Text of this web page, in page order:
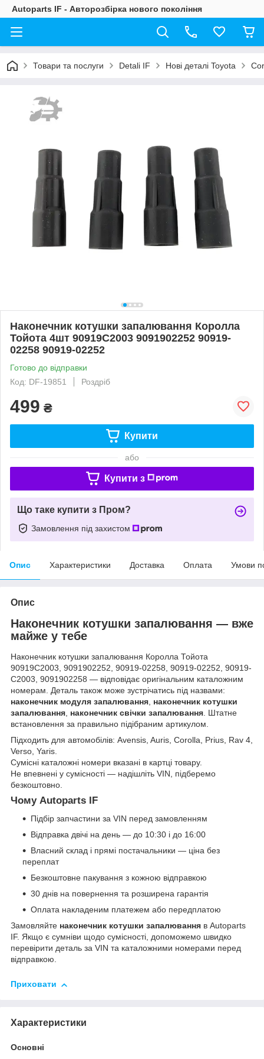
Autoparts IF - Авторозбірка нового покоління
Товари та послуги Detali IF Нові деталі Toyota
Наконечник котушки запалювання Королла
Тойота 4шт 90919C2003 9091902252 90919-
02258 90919-02252
Готово до відправки
Код: DF-19851
Роздріб
499 ₴
Купити
або
Купити з
Що таке купити з Пром?
Замовлення під захистом
Опис Характеристики Доставка Оплата Умови
Опис
Наконечник котушки запалювання — вже
майже у тебе
Наконечник котушки запалювання Королла Тойота
90919C2003, 9091902252, 90919-02258, 90919-02252, 90919-
C2003, 9091902258 — відповідає оригінальним каталожним
номерам. Деталь також може зустрічатись під назвами:
наконечник модуля запалювання, наконечник котушки
запалювання, наконечник свічки запалювання. Штатне
встановлення за правильно підібраним артикулом.
Підходить для автомобілів: Avensis, Auris, Corolla, Prius, Rav 4,
Verso, Yaris.
Сумісні каталожні номери вказані в картці товару.
Не впевнені у сумісності — надішліть VIN, підберемо
безкоштовно.
Чому Autoparts IF
Підбір запчастини за VIN перед замовленням
Відправка двічі на день — до 10:30 і до 16:00
Власний склад і прямі постачальники — ціна без
переплат
Безкоштовне пакування з кожною відправкою
30 днів на повернення та розширена гарантія
Оплата накладеним платежем або передплатою
Замовляйте наконечник котушки запалювання в Autoparts
IF. Якщо є сумніви щодо сумісності, допоможемо швидко
перевірити деталь за VIN та каталожними номерами перед
відправкою.
Приховати
Характеристики
Основні